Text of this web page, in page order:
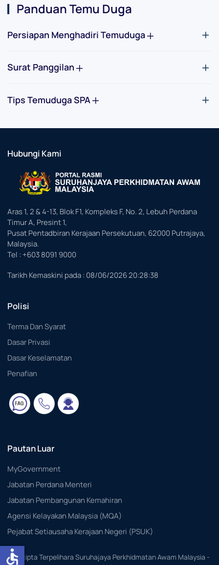
Panduan Temu Duga
Persiapan Menghadiri Temuduga
Surat Panggilan
Tips Temuduga SPA
Hubungi Kami
Aras 1, 2 & 4-13, Blok F1, Kompleks F, No. 2, Lebuh Perdana
Timur A, Presint 1,
Pusat Pentadbiran Kerajaan Persekutuan, 62000 Putrajaya,
Malaysia.
Tel : +603 8091 9000
Tarikh Kemaskini pada : 08/06/2026 20:28:38
Polisi
Terma Dan Syarat
Dasar Privasi
Dasar Keselamatan
Penafian
Pautan Luar
MyGovernment
Jabatan Perdana Menteri
Jabatan Pembangunan Kemahiran
Agensi Kelayakan Malaysia (MQA)
Pejabat Setiausaha Kerajaan Negeri (PSUK)
Hakcipta Terpelihara Suruhajaya Perkhidmatan Awam Malaysia -
accessible